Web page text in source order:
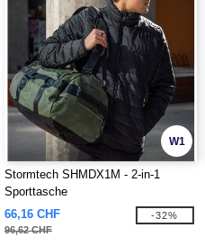
W1
Stormtech SHMDX1M - 2-in-1
Sporttasche
66,16 CHF
96,62 CHF
-32%